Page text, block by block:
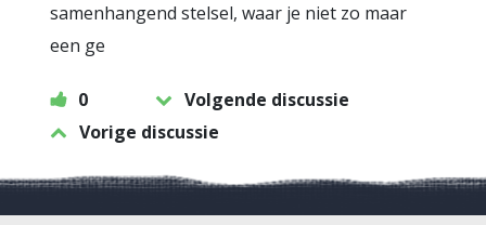
samenhangend stelsel, waar je niet zo maar
een ge
0
Volgende discussie
Vorige discussie